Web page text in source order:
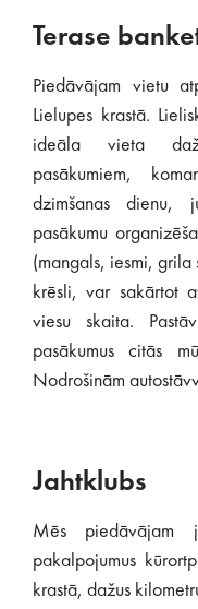
Terase
Piedāvājam vietu
Lielupes krastā.
ideāla vieta
pasākumiem,
dzimšanas dienu,
pasākumu
(mangals, iesmi,
krēsli, var sakārtot
viesu skaita.
pasākumus citās
Nodrošinām
Jahtklubs
Mēs piedāvājam
pakalpojumus
krastā, dažus